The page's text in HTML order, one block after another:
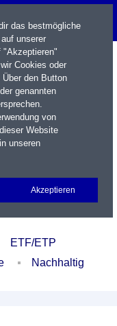
Login
ETF/ETP
Nachhaltig
das bestmögliche
unserer
"Akzeptieren"
Cookies oder
Über den Button
genannten
von
Website
unseren
Akzeptieren